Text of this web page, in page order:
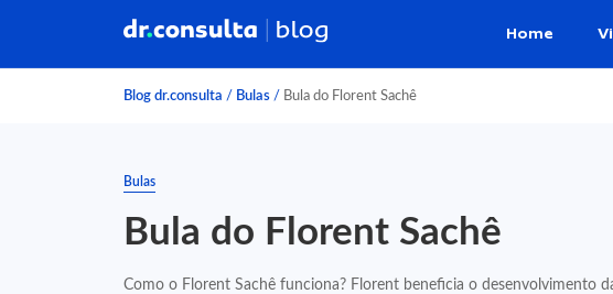
Home
Blog dr.consulta / Bulas / Bula do Florent Sachê
Bulas
Bula do Florent Sachê
Como o Florent Sachê funciona? Florent beneficia o desenvolvimento